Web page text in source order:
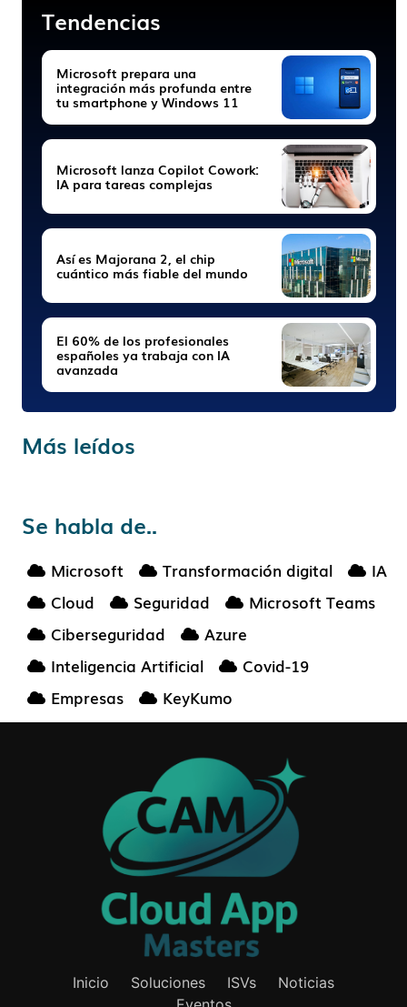
Tendencias
Microsoft prepara una
integración más profunda entre
tu smartphone y Windows 11
Microsoft lanza Copilot Cowork:
IA para tareas complejas
Así es Majorana 2, el chip
cuántico más fiable del mundo
El 60% de los profesionales
españoles ya trabaja con IA
avanzada
Más leídos
Se habla de..
Microsoft Transformación digital
IA
Cloud
Seguridad
Microsoft Teams
Ciberseguridad
Azure
Inteligencia Artificial
Covid-19
Empresas
KeyKumo
Inicio Soluciones ISVs
Noticias